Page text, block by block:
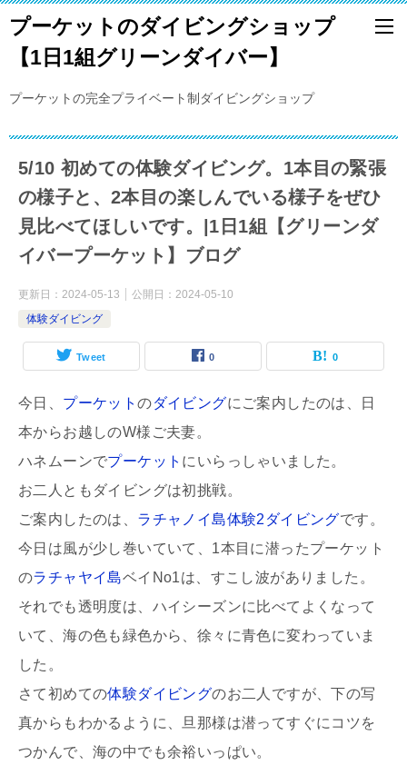
プーケットのダイビングショップ
【1日1組グリーンダイバー】
プーケットの完全プライベート制ダイビングショップ
5/10 初めての体験ダイビング。1本目の緊張
の様子と、2本目の楽しんでいる様子をぜひ
見比べてほしいです。|1日1組【グリーンダ
イバープーケット】ブログ
更新日： 2024-05-13 公開日： 2024-05-10
体験ダイビング
Tweet 0 0
今日、 プーケットのダイビングにご案内したのは、日
本からお越しのW様ご夫妻。
ハネムーンでプーケット にいらっしゃいました。
お二人ともダイビングは初挑戦。
ご案内したのは、 ラチャノイ島体験2ダイビングです。
今日は風が少し巻いていて、1本目に潜ったプーケット
のラチャヤイ島ベイNo1は、すこし波がありました。
それでも透明度は、ハイシーズンに比べてよくなって
いて、海の色も緑色から、徐々に青色に変わっていま
した。
さて初めての体験ダイビングのお二人ですが、下の写
真からもわかるように、旦那様は潜ってすぐにコツを
つかんで、海の中でも余裕いっぱい。